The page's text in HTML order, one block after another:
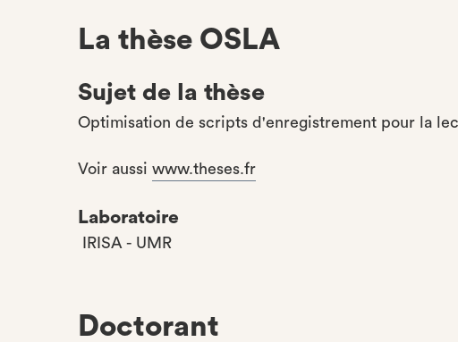
La thèse OSLA
Sujet de la thèse
Optimisation de scripts d'enregistrement pour la
Voir aussi www.theses.fr
Laboratoire
IRISA - UMR
Doctorant